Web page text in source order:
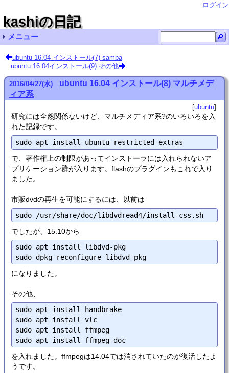
ログイン
kashiの日記
メニュー
最近の記事一覧
kv-0.4.62
kv-0.4.61
kv-0.4.60
kv-0.4.59
非正規化数の計算は遅い？
最近のコメント一覧
Ubuntu 24.04 インストール (リンク集) cupmen
Ubuntu LinuxでVMware Workstation pro/playerを
使うときの注意 qwaxgo
Ubuntu 20.04 インストール (8) Kuni
Ubuntu 20.04のBLAS (dgemm) をベンチマーク 名無
し
Ubuntu LinuxでVMware Workstation pro/playerを
使うときの注意 chmick
タグリスト
精度保証 (111)
ubuntu (73)
その他 (10)
自転車 (1)
ubuntu 16.04 インストール(7) samba
ubuntu 16.04インストール(9) その他
2016/04/27(水)
ubuntu 16.04 インストール(8) マルチメデ
ィア系
ubuntu
研究には全然関係ないけど、マルチメディア系?のいろいろを入
れた記録です。
で、著作権上の制限があってインストーラには入れられないア
プリケーション群が入ります。flashのプラグインもこれで入り
ました。
市販dvdの再生を可能にするには、以前は
でしたが、15.10から
sudo apt install libdvd-pkg
になりました。
その他、
sudo apt install handbrake
sudo apt install vlc
sudo apt install ffmpeg
を入れました。ffmpegは14.04では消されていたのが復活したよ
うです。